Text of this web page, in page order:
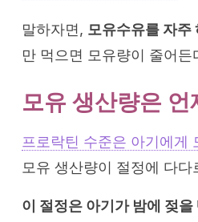
말하자면, 모유수유를 자주
만 먹으면 모유량이 줄어든
모유 생산량은
프로락틴 수준은 아기에게
모유 생산량이 절정에 다다
이 절정은 아기가 밤에 젖